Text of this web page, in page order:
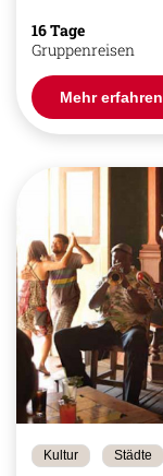
16 Tage
Gruppenreisen
Mehr erfahren
Kultur Städte